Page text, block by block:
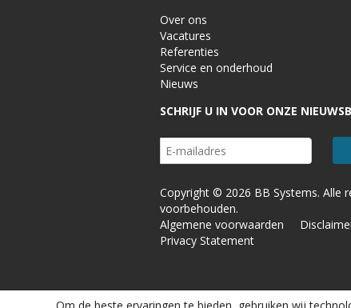
Over ons
Vacatures
Referenties
Service en onderhoud
Nieuws
SCHRIJF U IN VOOR ONZE
Copyright © 2026 BB Systems. Alle
voorbehouden.
Algemene voorwaarden
Privacy Statement